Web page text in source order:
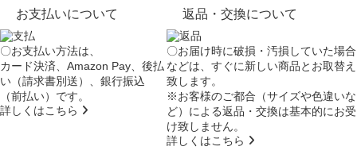
お支払いについて
〇お支払い方法は、
カード決済、Amazon Pay、後払
い（請求書別送）、銀行振込
（前払い）です。
詳しくはこちら
返品・交換について
〇お届け時に破損・汚損していた場合
などは、すぐに新しい商品とお取替え
致します。
※お客様のご都合（サイズや色違いな
ど）による返品・交換は基本的にお受
け致しません。
詳しくはこちら